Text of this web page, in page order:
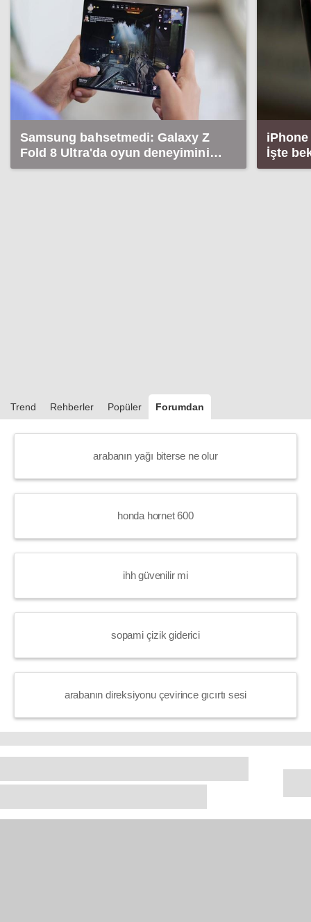
Samsung bahsetmedi: Galaxy Z
Fold 8 Ultra'da oyun deneyimini
etkileyecek detay!
iPhone
İşte
Trend Rehberler Popüler Forumdan
arabanın yağı biterse ne olur
honda hornet 600
ihh güvenilir mi
sopami çizik giderici
arabanın direksiyonu çevirince gıcırtı sesi